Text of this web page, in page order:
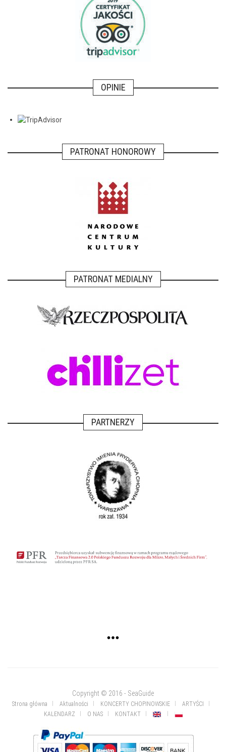
OPINIE
PATRONAT HONOROWY
PATRONAT MEDIALNY
PARTNERZY
Copyright © 2016 - SeaGuide
Strona główna Aktualności KONCERTY CHOPINOWSKIE
ARTYŚCI
KALENDARZ
O NAS KONTAKT